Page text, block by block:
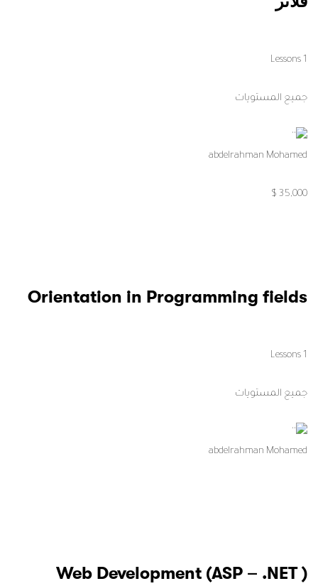
1 Lessons
جميع المستويات
abdelrahman Mohamed
35,000 $
Orientation in Programming fields
1 Lessons
جميع المستويات
abdelrahman Mohamed
Web Development (ASP – .NET )